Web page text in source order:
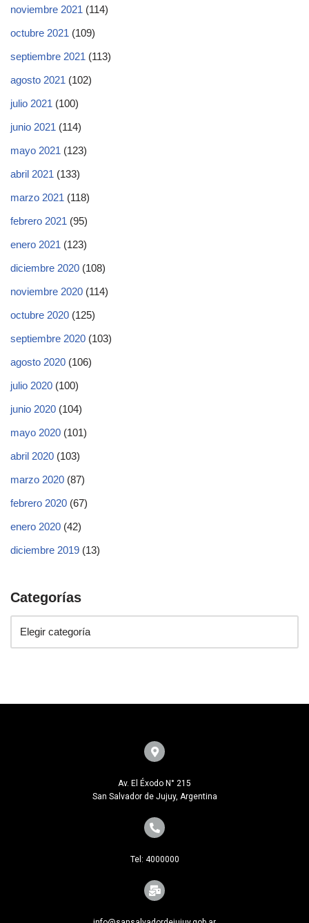
noviembre 2021 (114)
octubre 2021 (109)
septiembre 2021 (113)
agosto 2021 (102)
julio 2021 (100)
junio 2021 (114)
mayo 2021 (123)
abril 2021 (133)
marzo 2021 (118)
febrero 2021 (95)
enero 2021 (123)
diciembre 2020 (108)
noviembre 2020 (114)
octubre 2020 (125)
septiembre 2020 (103)
agosto 2020 (106)
julio 2020 (100)
junio 2020 (104)
mayo 2020 (101)
abril 2020 (103)
marzo 2020 (87)
febrero 2020 (67)
enero 2020 (42)
diciembre 2019 (13)
Categorías
Av. El Éxodo N° 215
San Salvador de Jujuy, Argentina
Tel: 4000000